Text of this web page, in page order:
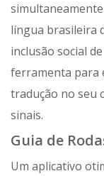
língua brasileira
inclusão social
ferramenta para
tradução no seu
sinais.
Guia de
Um aplicativo